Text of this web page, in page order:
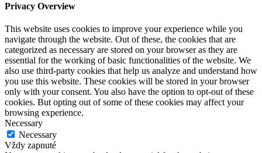
Privacy Overview
This website uses cookies to improve your experience while you
navigate through the website. Out of these, the cookies that are
categorized as necessary are stored on your browser as they are
essential for the working of basic functionalities of the website. We
also use third-party cookies that help us analyze and understand how
you use this website. These cookies will be stored in your browser
only with your consent. You also have the option to opt-out of these
cookies. But opting out of some of these cookies may affect your
browsing experience.
Necessary
Necessary
Vždy zapnuté